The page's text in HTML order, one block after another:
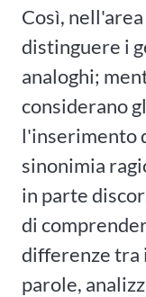
Così,
distinguere i
analoghi;
considerano
l'inserimento
sinonimia
in parte
di
differenze tra
parole,